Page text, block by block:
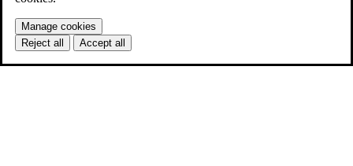
Manage cookies
Reject all
Accept all